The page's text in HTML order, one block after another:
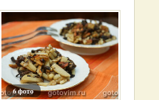
6 фото